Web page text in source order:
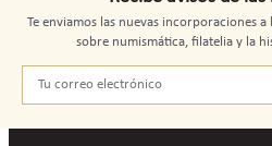
Te enviamos las nuevas incorporaciones
sobre numismática, filatelia y la